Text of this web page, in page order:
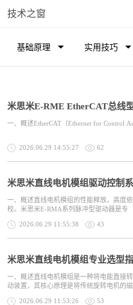
技术之窗
基础原理 实用技巧
米思米E-RME EtherCAT总线
一、概述EtherCAT（Ethernet for Control
2026.06.29 14:55:27 62
米思米直线电机模组驱动控制
一、概述直线电机模组的性能释放，高度
校。米思米E-RMA系列脉冲型驱动器是专
2026.06.29 11:55:38 43
米思米直线电机模组专业选型
一、概述直线电机模组是一种将电能直接
动装置，其核心原理是将传统旋转电机的
2026.06.29 11:53:26 53